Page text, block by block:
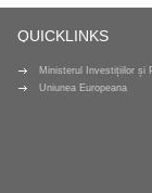
CCE
Ghidul
solicitantului
QUICKLINKS
Ministerul Investițiilor și
Uniunea Europeana